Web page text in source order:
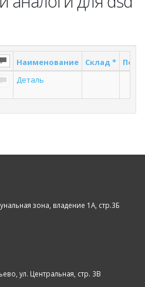
Наименование Склад *
Деталь
зона, владение 1А, стр.3Б
ул. Центральная, стр. 3В